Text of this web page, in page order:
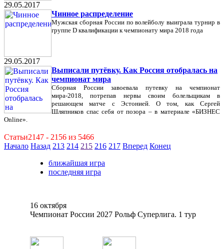
29.05.2017
Чинное распределение
Мужская сборная России по волейболу выиграла турнир в
группе D квалификации к чемпионату мира 2018 года
29.05.2017
Выписали путёвку. Как Россия отобралась на
чемпионат мира
Сборная России завоевала путевку на чемпионат
мира-2018, потрепав нервы своим болельщикам в
решающем матче с Эстонией. О том, как Сергей
Шляпников спас себя от позора – в материале «БИЗНЕС
Online».
Статьи2147 - 2156 из 5466
Начало Назад 213 214 215 216 217 Вперед Конец
ближайшая игра
последняя игра
16 октября
Чемпионат России 2027 Рольф Суперлига. 1 тур